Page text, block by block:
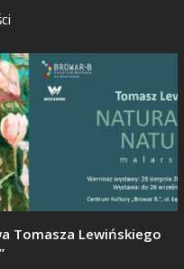
Tomasza Lewińskiego